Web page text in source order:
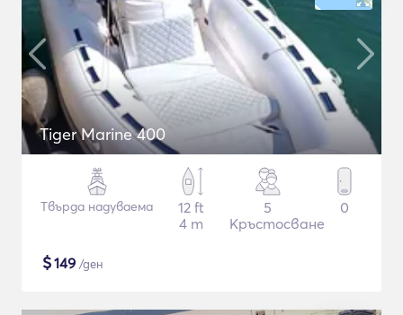
Tiger Marine 400
Твърда надуваема
12 ft
4 m
5
Кръстосване
0
$149 /ден